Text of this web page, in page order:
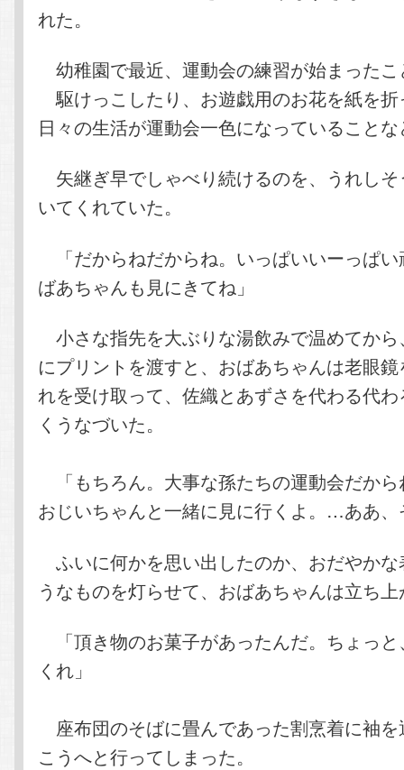
れた。
幼稚園で最近、運動会の練習が始まったこ
駆けっこしたり、お遊戯用のお花を紙を
日々の生活が運動会一色になっていること
矢継ぎ早でしゃべり続けるのを、うれし
いてくれていた。
「だからねだからね。いっぱいいーっぱ
ばあちゃんも見にきてね」
小さな指先を大ぶりな湯飲みで温めてか
にプリントを渡すと、おばあちゃんは老眼
れを受け取って、佐織とあずさを代わる代
くうなづいた。
「もちろん。大事な孫たちの運動会だか
おじいちゃんと一緒に見に行くよ。…ああ、
ふいに何かを思い出したのか、おだやか
うなものを灯らせて、おばあちゃんは立ち
「頂き物のお菓子があったんだ。ちょっ
くれ」
座布団のそばに畳んであった割烹着に袖
こうへと行ってしまった。